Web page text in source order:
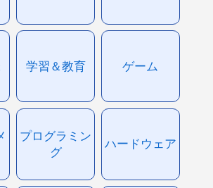
学習＆教育 ゲーム
プログラミン
グ
ハードウェア